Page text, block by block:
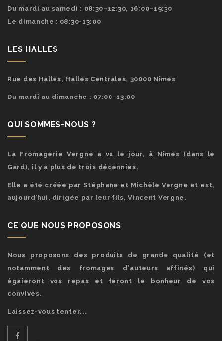
Du mardi au samedi : 08:30–12:30, 16:00–19:30
Le dimanche : 08:30-13:00
LES HALLES
Rue des Halles, Halles Centrales, 30000 Nîmes
Du mardi au dimanche : 07:00–13:00
QUI SOMMES-NOUS ?
La Fromagerie Vergne a vu le jour, à Nîmes (dans le
Gard), il y a plus de trois décennies.
Elle a été créée par Stéphane et Michèle Vergne et est,
aujourd’hui, dirigée par leur fils, Vincent Vergne.
CE QUE NOUS PROPOSONS
Nous proposons des produits de grande qualité (et
notamment des fromages d'auteurs affinés) qui
égaieront vos repas et feront le bonheur de vos
convives.
Laissez-vous tenter...